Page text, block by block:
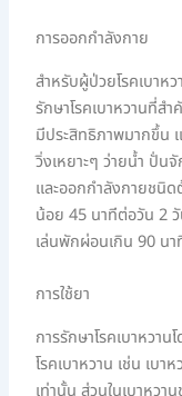
การออกกำลังกาย
สำหรับผู้ป่วยโรคเบาห
รักษาโรคเบาหวานที่ส
มีประสิทธิภาพมากขึ้น
วิ่งเหยาะๆ ว่ายน้ำ ปั่น
และออกกำลังกายชนิด
น้อย 45 นาทีต่อวัน 2
เล่นพักผ่อนเกิน 90 น
การใช้ยา
การรักษาโรคเบาหวา
โรคเบาหวาน เช่น เบ